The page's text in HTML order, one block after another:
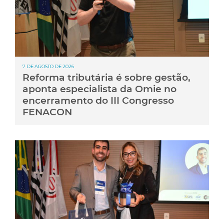
7 DE AGOSTO DE 2026
Reforma tributária é sobre gestão,
aponta especialista da Omie no
encerramento do III Congresso
FENACON